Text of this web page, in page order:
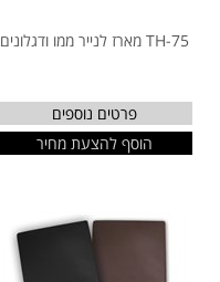
TH-75 מארז לנייר ממו ודגלונים
פרטים נוספים
הוסף להצעת מחיר